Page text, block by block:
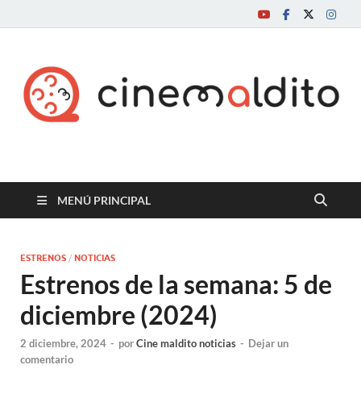
Cine maldito
MENÚ PRINCIPAL
ESTRENOS / NOTICIAS
Estrenos de la semana: 5 de
diciembre (2024)
2 diciembre, 2024 - porCine maldito noticias - Dejar un
comentario